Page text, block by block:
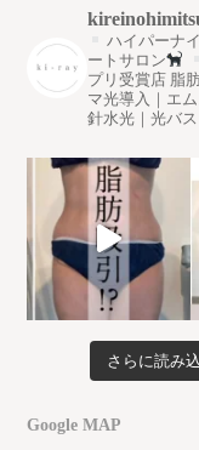
ハイパーナ
ートサロン
プリ受賞店 脂
マ光導入｜エ
針水光｜光バ
さらに読み
Google MAP